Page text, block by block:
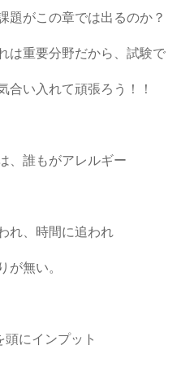
題がこの章では出るのか？
は重要分野だから、試験で
合い入れて頑張ろう！！
、誰もがアレルギー
れ、時間に追われ
無い。
にインプット